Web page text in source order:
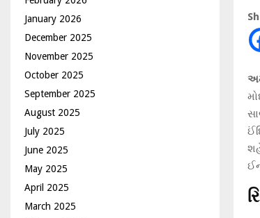
January 2026
December 2025
November 2025
October 2025
September 2025
August 2025
July 2025
June 2025
May 2025
April 2025
March 2025